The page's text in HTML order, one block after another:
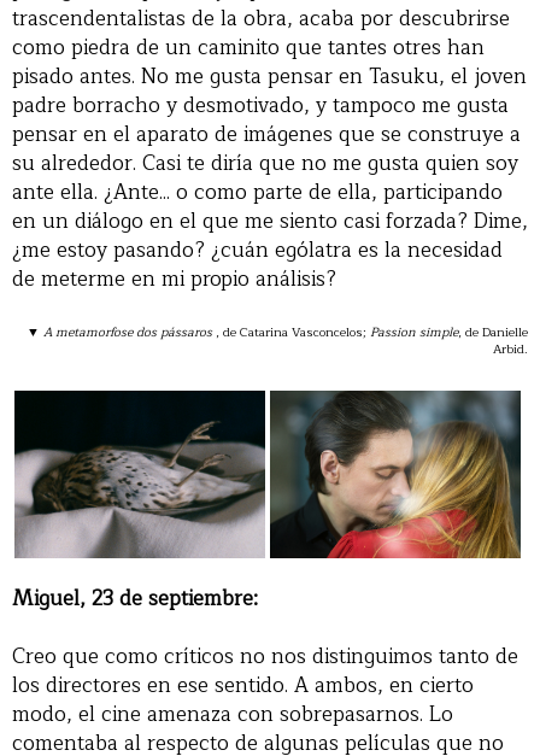
trascendentalistas de la obra, acaba por descubrirse
como piedra de un caminito que tantes otres han
pisado antes. No me gusta pensar en Tasuku, el joven
padre borracho y desmotivado, y tampoco me gusta
pensar en el aparato de imágenes que se construye a
su alrededor. Casi te diría que no me gusta quien soy
ante ella. ¿Ante... o como parte de ella, participando
en un diálogo en el que me siento casi forzada? Dime,
¿me estoy pasando? ¿cuán ególatra es la necesidad
de meterme en mi propio análisis?
▼ A metamorfose dos pássaros, de Catarina Vasconcelos; Passion simple, de Danielle
Arbid.
Miguel, 23 de septiembre:
Creo que como críticos no nos distinguimos tanto de
los directores en ese sentido. A ambos, en cierto
modo, el cine amenaza con sobrepasarnos. Lo
comentaba al respecto de algunas películas que no